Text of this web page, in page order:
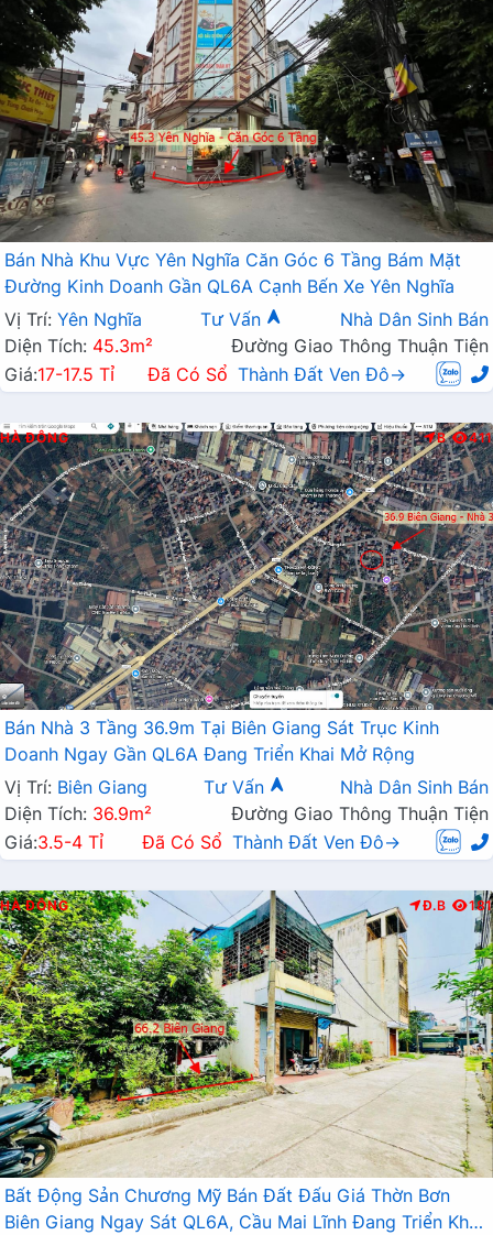
Bán Nhà Khu Vực Yên Nghĩa Căn Góc 6 Tầng Bám Mặt
Đường Kinh Doanh Gần QL6A Cạnh Bến Xe Yên Nghĩa
Vị Trí: Yên Nghĩa Tư Vấn
Nhà Dân Sinh Bán
Diện Tích: 45.3m²
Đường Giao Thông Thuận Tiện
Giá:17-17.5 Tỉ Đã Có Sổ Thành Đất Ven Đô→
HÀ ĐÔNG B 411
Bán Nhà 3 Tầng 36.9m Tại Biên Giang Sát Trục Kinh
Doanh Ngay Gần QL6A Đang Triển Khai Mở Rộng
Vị Trí: Biên Giang Tư Vấn
Nhà Dân Sinh Bán
Diện Tích: 36.9m²
Đường Giao Thông Thuận Tiện
Giá:3.5-4 Tỉ Đã Có Sổ Thành Đất Ven Đô→
HÀ ĐÔNG Đ.B 181
Bất Động Sản Chương Mỹ Bán Đất Đấu Giá Thờn Bơn
Biên Giang Ngay Sát QL6A, Cầu Mai Lĩnh Đang Triển Khai